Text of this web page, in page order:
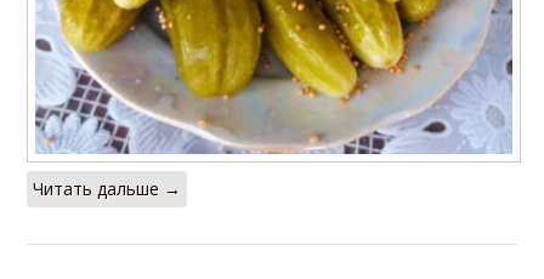
Читать дальше →